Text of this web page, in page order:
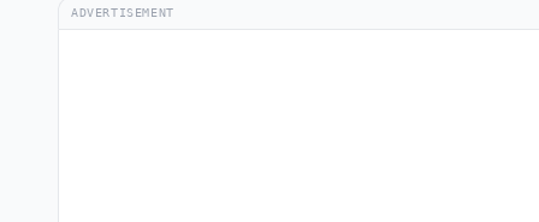
ADVERTISEMENT